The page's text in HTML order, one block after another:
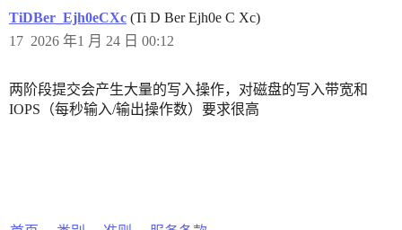
TiDBer_Ejh0eCXc (Ti D Ber Ejh0e C Xc)
2026 年1 月 24 日 00:12
17
两阶段提交会产生大量的写入操作，对磁盘的写入带宽和
IOPS（每秒输入/输出操作数）要求很高